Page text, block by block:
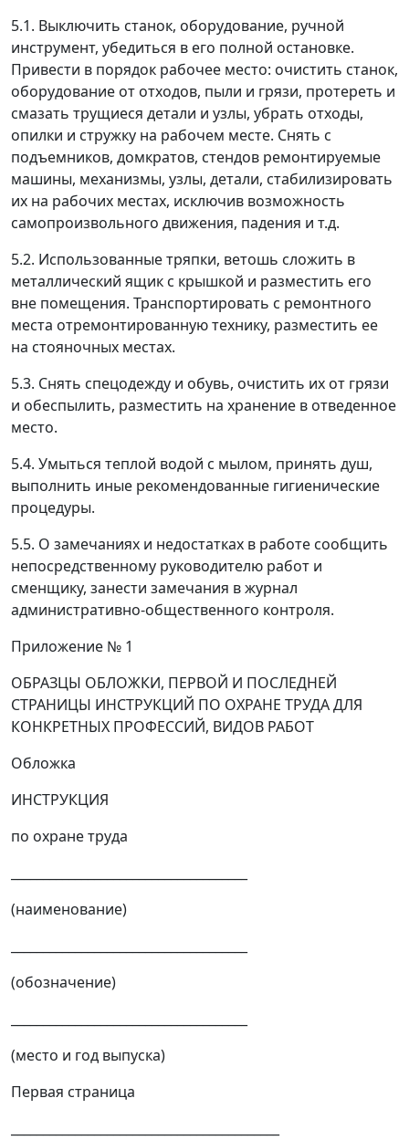
5.1. Выключить станок, оборудование, ручной
инструмент, убедиться в его полной остановке.
Привести в порядок рабочее место: очистить станок,
оборудование от отходов, пыли и грязи, протереть и
смазать трущиеся детали и узлы, убрать отходы,
опилки и стружку на рабочем месте. Снять с
подъемников, домкратов, стендов ремонтируемые
машины, механизмы, узлы, детали, стабилизировать
их на рабочих местах, исключив возможность
самопроизвольного движения, падения и т.д.
5.2. Использованные тряпки, ветошь сложить в
металлический ящик с крышкой и разместить его
вне помещения. Транспортировать с ремонтного
места отремонтированную технику, разместить ее
на стояночных местах.
5.3. Снять спецодежду и обувь, очистить их от грязи
и обеспылить, разместить на хранение в отведенное
место.
5.4. Умыться теплой водой с мылом, принять душ,
выполнить иные рекомендованные гигиенические
процедуры.
5.5. О замечаниях и недостатках в работе сообщить
непосредственному руководителю работ и
сменщику, занести замечания в журнал
административно-общественного контроля.
Приложение № 1
ОБРАЗЦЫ ОБЛОЖКИ, ПЕРВОЙ И ПОСЛЕДНЕЙ
СТРАНИЦЫ ИНСТРУКЦИЙ ПО ОХРАНЕ ТРУДА ДЛЯ
КОНКРЕТНЫХ ПРОФЕССИЙ, ВИДОВ РАБОТ
Обложка
ИНСТРУКЦИЯ
по охране труда
(наименование)
(обозначение)
(место и год выпуска)
Первая страница